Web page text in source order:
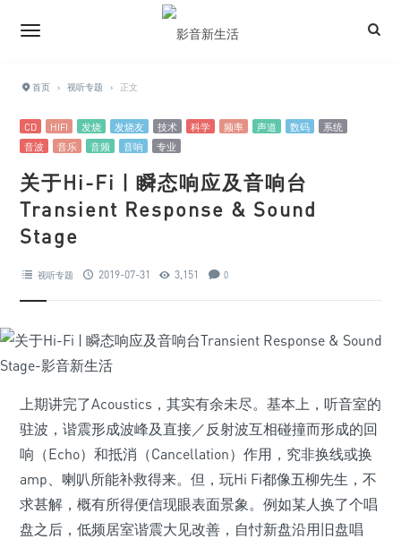
首页 › 视听专题 › 正文
CD HIFI 发烧 发烧友 技术 科学 频率 声道 数码
系统
音波
音乐 音频 音响 专业
关于Hi-Fi | 瞬态响应及音响台
Transient Response & Sound
Stage
视听专题 2019-07-31 3,151 0
上期讲完了Acoustics，其实有余未尽。基本上，听音室的
驻波，谐震形成波峰及直接／反射波互相碰撞而形成的回
响（Echo）和抵消（Cancellation）作用，究非换线或换
amp、喇叭所能补救得来。但，玩Hi Fi都像五柳先生，不
求甚解，概有所得便信现眼表面景象。例如某人换了个唱
盘之后，低频居室谐震大见改善，自忖新盘沿用旧盘唱